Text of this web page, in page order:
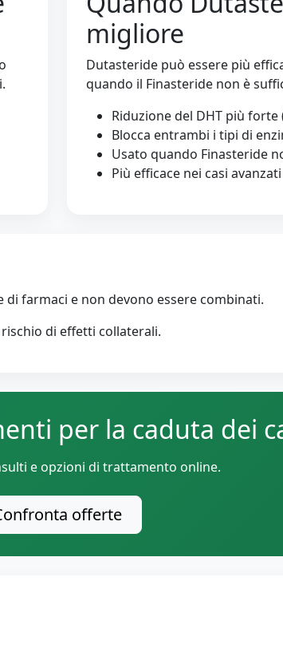
migliore
Dutasteride può essere più
quando il Finasteride non è
Riduzione del DHT più forte
Blocca entrambi i tipi di
Usato quando Finasteride
Più efficace nei casi avanzati
farmaci e non devono essere combinati.
di effetti collaterali.
per la caduta dei
e opzioni di trattamento online.
offerte